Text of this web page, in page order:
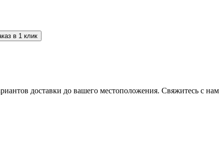
в 1 клик
доставки до вашего местоположения. Свяжитесь с